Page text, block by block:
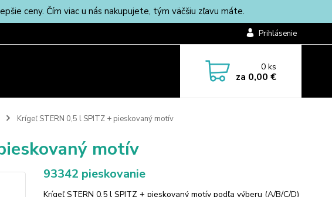
ceny. Čím viac u nás nakupujete, tým väčšiu zľavu máte.
Prihlásenie
0ks
za 0,00 €
Krígeľ STERN 0,5 l SPITZ + pieskovaný motív
motív
93342 pieskovanie
Krígeľ STERN 0,5 l SPITZ + pieskovaný motív podľa výberu (A/B/C/D)